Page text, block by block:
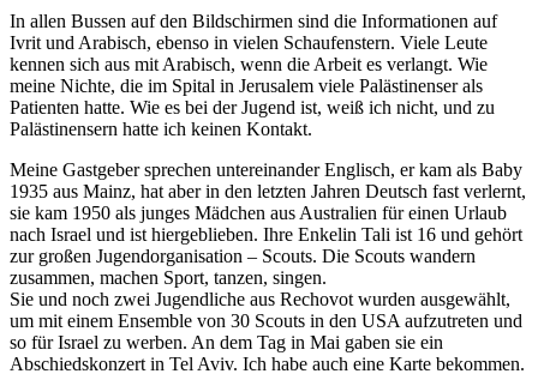
In allen Bussen auf den Bildschirmen sind die Informationen auf
Ivrit und Arabisch, ebenso in vielen Schaufenstern. Viele Leute
kennen sich aus mit Arabisch, wenn die Arbeit es verlangt. Wie
meine Nichte, die im Spital in Jerusalem viele Palästinenser als
Patienten hatte. Wie es bei der Jugend ist, weiß ich nicht, und zu
Palästinensern hatte ich keinen Kontakt.
Meine Gastgeber sprechen untereinander Englisch, er kam als Baby
1935 aus Mainz, hat aber in den letzten Jahren Deutsch fast verlernt,
sie kam 1950 als junges Mädchen aus Australien für einen Urlaub
nach Israel und ist hiergeblieben. Ihre Enkelin Tali ist 16 und gehört
zur großen Jugendorganisation – Scouts. Die Scouts wandern
zusammen, machen Sport, tanzen, singen.
Sie und noch zwei Jugendliche aus Rechovot wurden ausgewählt,
um mit einem Ensemble von 30 Scouts in den USA aufzutreten und
so für Israel zu werben. An dem Tag in Mai gaben sie ein
Abschiedskonzert in Tel Aviv. Ich habe auch eine Karte bekommen.